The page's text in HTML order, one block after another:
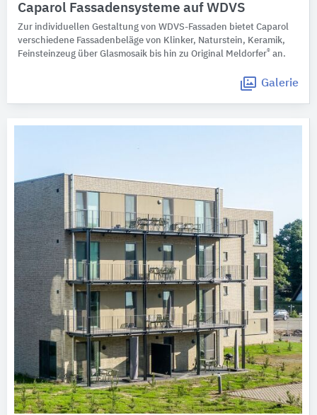
Caparol Fassadensysteme auf WDVS
Zur individuellen Gestaltung von WDVS-Fassaden bietet Caparol
verschiedene Fassadenbeläge von Klinker, Naturstein, Keramik,
Feinsteinzeug über Glasmosaik bis hin zu Original Meldorfer® an.
Galerie